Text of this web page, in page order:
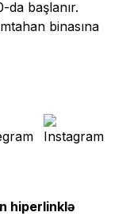
da başlanır.
binasına
hiperlinklə